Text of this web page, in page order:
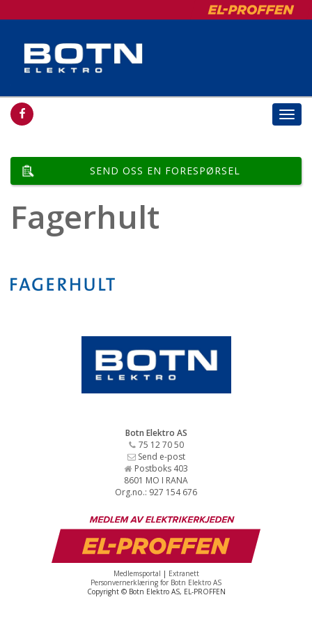
SEND OSS EN FORESPØRSEL
Fagerhult
Botn Elektro AS
75 12 70 50
Send e-post
Postboks 403
8601 MO I RANA
Org.no.: 927 154 676
Medlemsportal | Extranett
Personvernerklæring for Botn Elektro AS
Copyright © Botn Elektro AS, EL-PROFFEN